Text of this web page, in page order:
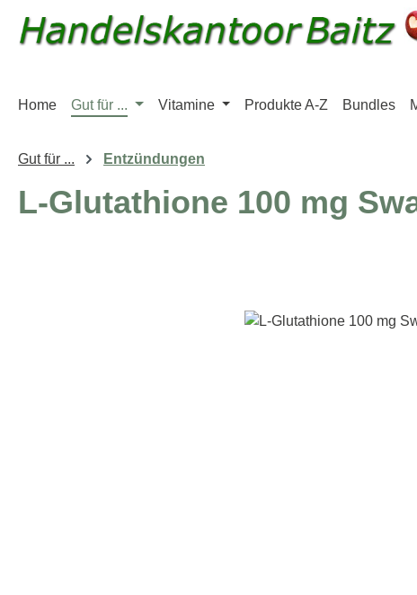
Hauptinhalt springen
Zur Suche springen
Zur Hauptnavigation springen
Home Gut für ... Vitamine Produkte A-Z Bundles
Gut für ... Entzündungen
L-Glutathione 100 mg